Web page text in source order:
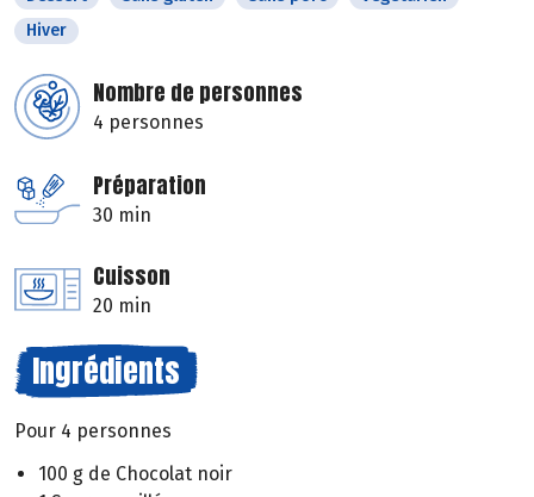
Hiver
Nombre de personnes
4 personnes
Préparation
30 min
Cuisson
20 min
Ingrédients
Pour 4 personnes
100 g de Chocolat noir